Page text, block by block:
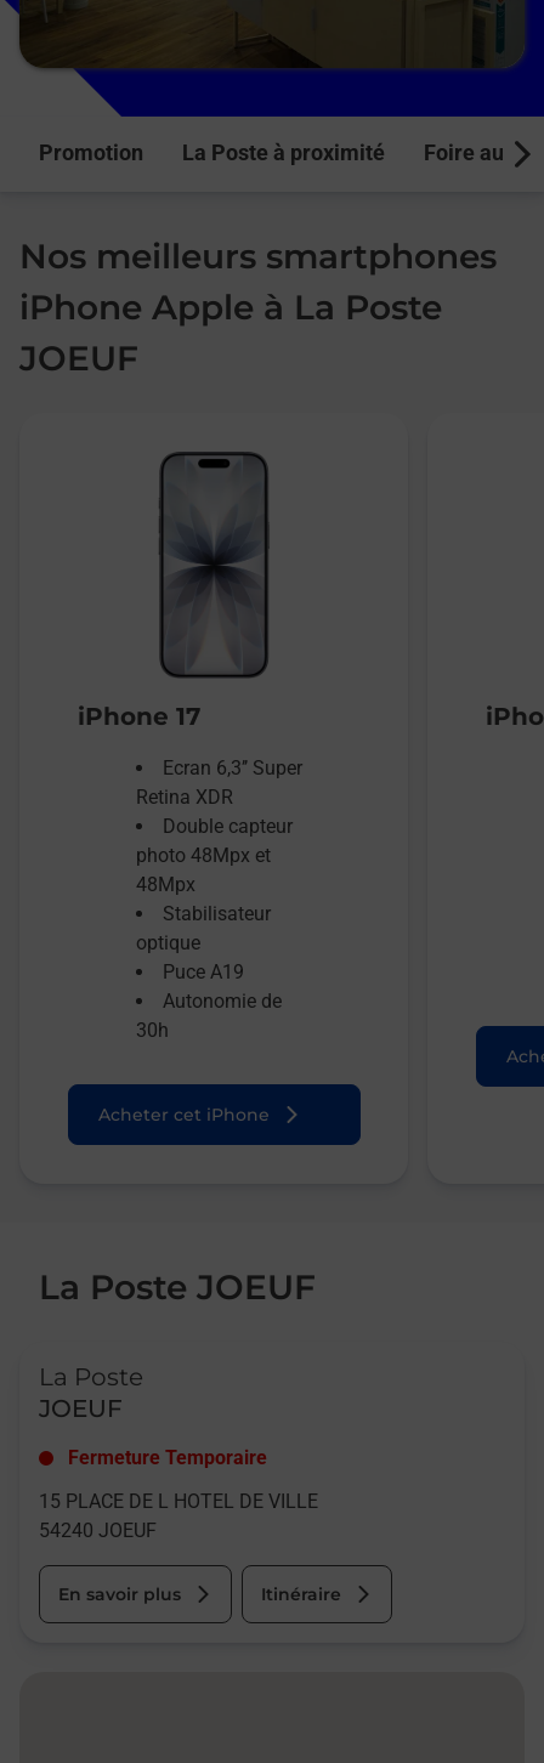
Promotion La Poste à proximité Foire aux
Nos meilleurs smartphones
iPhone Apple à La Poste
JOEUF
iPhone 17
Ecran 6,3’’ Super
Retina XDR
Double capteur
photo 48Mpx et
48Mpx
Stabilisateur
optique
Puce A19
Autonomie de
30h
Acheter cet iPhone
La Poste JOEUF
La Poste
JOEUF
Fermeture Temporaire
15 PLACE DE L HOTEL DE VILLE
54240 JOEUF
En savoir plus Itinéraire